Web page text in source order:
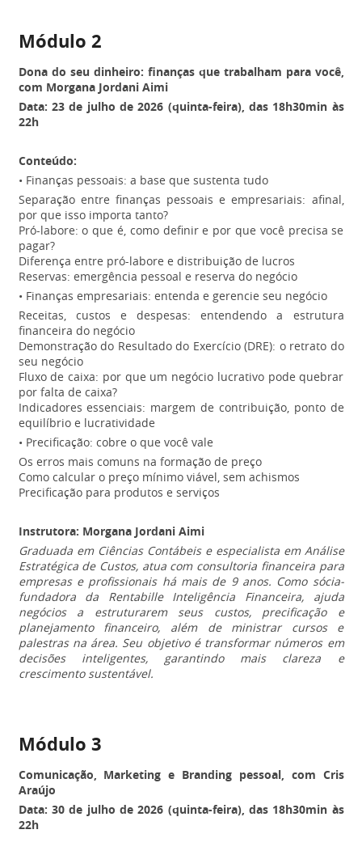
Módulo 2
Dona do seu dinheiro: finanças que trabalham para você,
com Morgana Jordani Aimi
Data: 23 de julho de 2026 (quinta-feira), das 18h30min às
22h
Conteúdo:
• Finanças pessoais: a base que sustenta tudo
Separação entre finanças pessoais e empresariais: afinal,
por que isso importa tanto?
Pró-labore: o que é, como definir e por que você precisa se
pagar?
Diferença entre pró-labore e distribuição de lucros
Reservas: emergência pessoal e reserva do negócio
• Finanças empresariais: entenda e gerencie seu negócio
Receitas, custos e despesas: entendendo a estrutura
financeira do negócio
Demonstração do Resultado do Exercício (DRE): o retrato do
seu negócio
Fluxo de caixa: por que um negócio lucrativo pode quebrar
por falta de caixa?
Indicadores essenciais: margem de contribuição, ponto de
equilíbrio e lucratividade
• Precificação: cobre o que você vale
Os erros mais comuns na formação de preço
Como calcular o preço mínimo viável, sem achismos
Precificação para produtos e serviços
Instrutora: Morgana Jordani Aimi
Graduada em Ciências Contábeis e especialista em Análise
Estratégica de Custos, atua com consultoria financeira para
empresas e profissionais há mais de 9 anos. Como sócia-
fundadora da Rentabille Inteligência Financeira, ajuda
negócios a estruturarem seus custos, precificação e
planejamento financeiro, além de ministrar cursos e
palestras na área. Seu objetivo é transformar números em
decisões inteligentes, garantindo mais clareza e
crescimento sustentável.
Módulo 3
Comunicação, Marketing e Branding pessoal, com Cris
Araújo
Data: 30 de julho de 2026 (quinta-feira), das 18h30min às
22h